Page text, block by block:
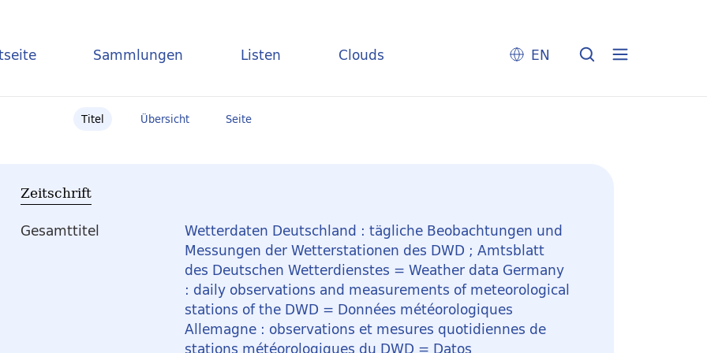
Sammlungen Listen Clouds EN
Titel Übersicht Seite
Zeitschrift
Gesamttitel
Wetterdaten Deutschland : tägliche Beobachtungen und
Messungen der Wetterstationen des DWD ; Amtsblatt
des Deutschen Wetterdienstes = Weather data Germany
: daily observations and measurements of meteorological
stations of the DWD = Données météorologiques
Allemagne : observations et mesures quotidiennes de